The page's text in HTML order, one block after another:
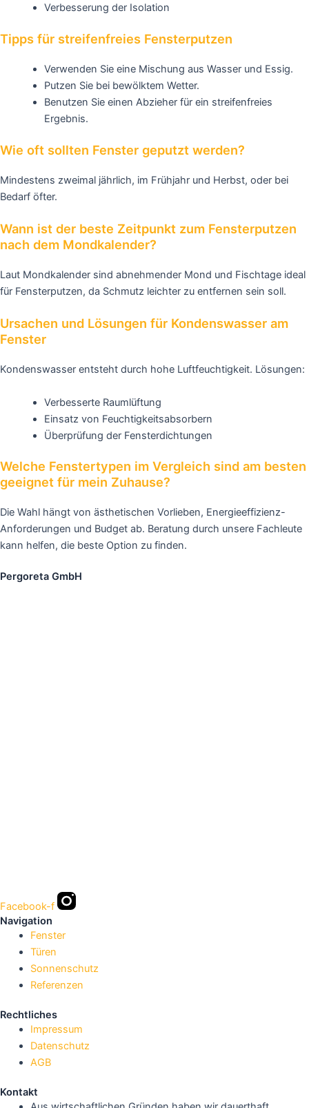
Verbesserung der Isolation
Tipps für streifenfreies Fensterputzen
Verwenden Sie eine Mischung aus Wasser und Essig.
Putzen Sie bei bewölktem Wetter.
Benutzen Sie einen Abzieher für ein streifenfreies
Ergebnis.
Wie oft sollten Fenster geputzt werden?
Mindestens zweimal jährlich, im Frühjahr und Herbst, oder bei
Bedarf öfter.
Wann ist der beste Zeitpunkt zum Fensterputzen
nach dem Mondkalender?
Laut Mondkalender sind abnehmender Mond und Fischtage ideal
für Fensterputzen, da Schmutz leichter zu entfernen sein soll.
Ursachen und Lösungen für Kondenswasser am
Fenster
Kondenswasser entsteht durch hohe Luftfeuchtigkeit. Lösungen:
Verbesserte Raumlüftung
Einsatz von Feuchtigkeitsabsorbern
Überprüfung der Fensterdichtungen
Welche Fenstertypen im Vergleich sind am besten
geeignet für mein Zuhause?
Die Wahl hängt von ästhetischen Vorlieben, Energieeffizienz-
Anforderungen und Budget ab. Beratung durch unsere Fachleute
kann helfen, die beste Option zu finden.
Pergoreta GmbH
Facebook-f
Navigation
Fenster
Türen
Sonnenschutz
Referenzen
Rechtliches
Impressum
Datenschutz
AGB
Kontakt